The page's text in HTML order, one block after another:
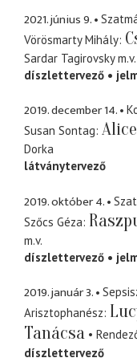
2021. június 9.
Vörösmarty Mihály
Sardar Tagirovsky m.v.
díszlettervező
2019. december 14.
Susan Sontag
Dorka
látványtervező
2019. október 4.
Szőcs Géza
m.v.
díszlettervező
2019. január 3.
Arisztophanész
Tanácsa
díszlettervező